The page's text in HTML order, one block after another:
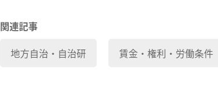
関連記事
地方自治・自治研
賃金・権利・労働条件